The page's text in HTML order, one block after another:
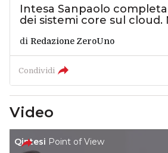
Intesa Sanpaolo
dei sistemi core sul cloud.
di Redazione ZeroUno
Condividi
Video
Qintesi Point of View